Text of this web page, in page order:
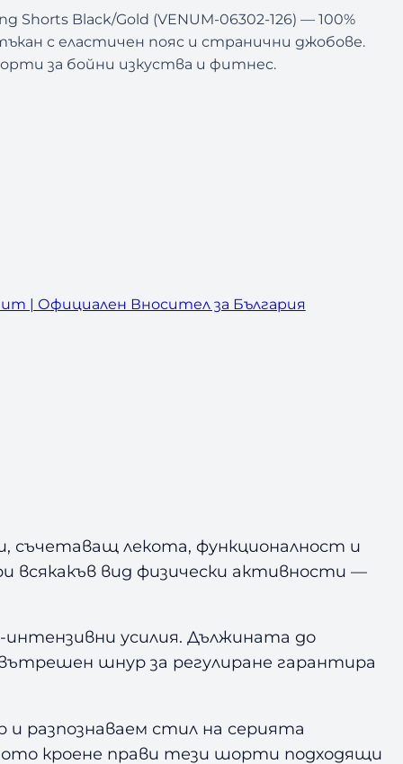
Black/Gold (VENUM-06302-126) — 100%
с еластичен пояс и странични джобове.
за бойни изкуства и фитнес.
| Официален Вносител за България
съчетаващ лекота, функционалност и
всякакъв вид физически активности —
усилия. Дължината до
шнур за регулиране гарантира
разпознаваем стил на серията
кроене прави тези шорти подходящи